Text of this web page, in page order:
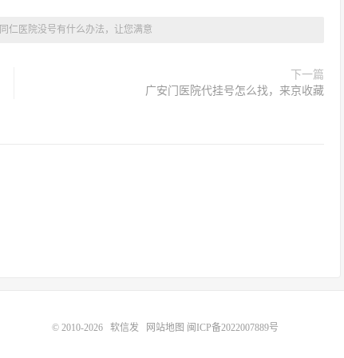
同仁医院没号有什么办法，让您满意
下一篇
广安门医院代挂号怎么找，来京收藏
© 2010-2026 软信发 网站地图 闽ICP备2022007889号